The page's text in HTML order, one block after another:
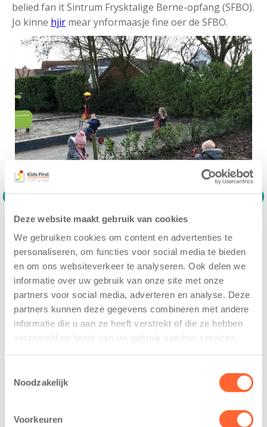
Deze website maakt gebruik van cookies
We gebruiken cookies om content en advertenties te
personaliseren, om functies voor social media te bieden
en om ons websiteverkeer te analyseren. Ook delen we
informatie over uw gebruik van onze site met onze
partners voor social media, adverteren en analyse. Deze
partners kunnen deze gegevens combineren met andere
informatie die u aan ze heeft verstrekt of die ze hebben
verzameld op basis van uw gebruik van hun services.
Noodzakelijk
Voorkeuren
belied fan it Sintrum Frysktalige Berne-opfang (SFBO).
Jo kinne hjir mear ynformaasje fine oer de SFBO.
geborgenheid